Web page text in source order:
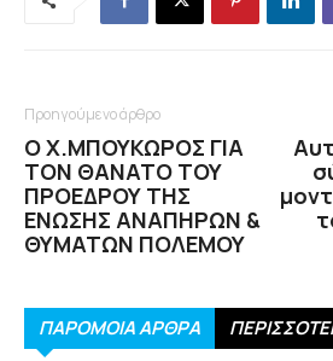
Προηγούμενο άρθρο
Ο Χ.ΜΠΟΥΚΩΡΟΣ ΓΙΑ
ΤΟΝ ΘΑΝΑΤΟ ΤΟΥ
ΠΡΟΕΔΡΟΥ ΤΗΣ
ΕΝΩΣΗΣ ΑΝΑΠΗΡΩΝ &
ΘΥΜΑΤΩΝ ΠΟΛΕΜΟΥ
ΠΑΡΟΜΟΙΑ ΑΡΘΡΑ